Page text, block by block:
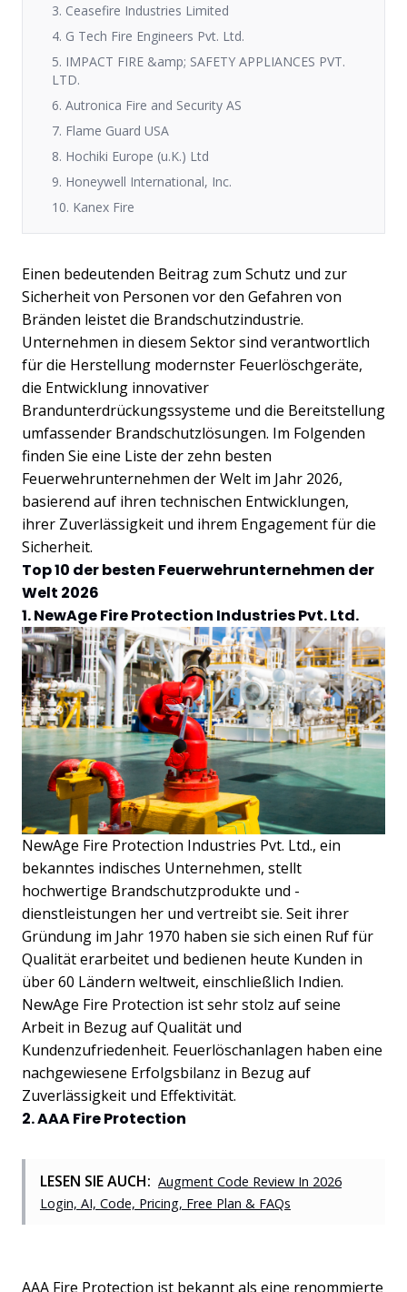
3. Ceasefire Industries Limited
4. G Tech Fire Engineers Pvt. Ltd.
5. IMPACT FIRE &amp; SAFETY APPLIANCES PVT.
LTD.
6. Autronica Fire and Security AS
7. Flame Guard USA
8. Hochiki Europe (u.K.) Ltd
9. Honeywell International, Inc.
10. Kanex Fire
Einen bedeutenden Beitrag zum Schutz und zur
Sicherheit von Personen vor den Gefahren von
Bränden leistet die Brandschutzindustrie.
Unternehmen in diesem Sektor sind verantwortlich
für die Herstellung modernster Feuerlöschgeräte,
die Entwicklung innovativer
Brandunterdrückungssysteme und die Bereitstellung
umfassender Brandschutzlösungen. Im Folgenden
finden Sie eine Liste der zehn besten
Feuerwehrunternehmen der Welt im Jahr 2026,
basierend auf ihren technischen Entwicklungen,
ihrer Zuverlässigkeit und ihrem Engagement für die
Sicherheit.
Top 10 der besten Feuerwehrunternehmen der
Welt 2026
1. NewAge Fire Protection Industries Pvt. Ltd.
NewAge Fire Protection Industries Pvt. Ltd., ein
bekanntes indisches Unternehmen, stellt
hochwertige Brandschutzprodukte und -
dienstleistungen her und vertreibt sie. Seit ihrer
Gründung im Jahr 1970 haben sie sich einen Ruf für
Qualität erarbeitet und bedienen heute Kunden in
über 60 Ländern weltweit, einschließlich Indien.
NewAge Fire Protection ist sehr stolz auf seine
Arbeit in Bezug auf Qualität und
Kundenzufriedenheit. Feuerlöschanlagen haben eine
nachgewiesene Erfolgsbilanz in Bezug auf
Zuverlässigkeit und Effektivität.
2. AAA Fire Protection
LESEN SIE AUCH: Augment Code Review In 2026
Login, AI, Code, Pricing, Free Plan & FAQs
AAA Fire Protection ist bekannt als eine renommierte